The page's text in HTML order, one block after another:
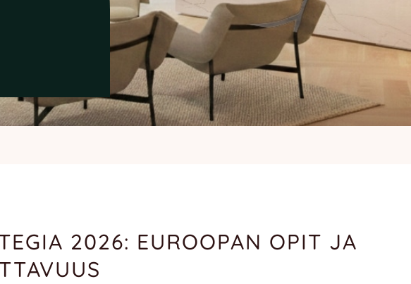
2026: EUROOPAN OPIT JA